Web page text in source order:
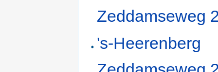
Zeddamseweg
's-Heerenberg